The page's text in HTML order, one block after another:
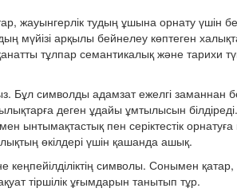
жауынгерлік тудың ұшына орнату үшін
мүйізі арқылы бейнелеу көптеген
тұлпар семантикалық және тарихи
Бұл символды адамзат ежелгі заманнан
деген ұдайы ұмтылысын
пен серіктестік орнатуға
өкілдері үшін қашанда ашық.
кеңпейілділіктің символы. Сонымен қатар,
тіршілік ұғымдарын танытып тұр.